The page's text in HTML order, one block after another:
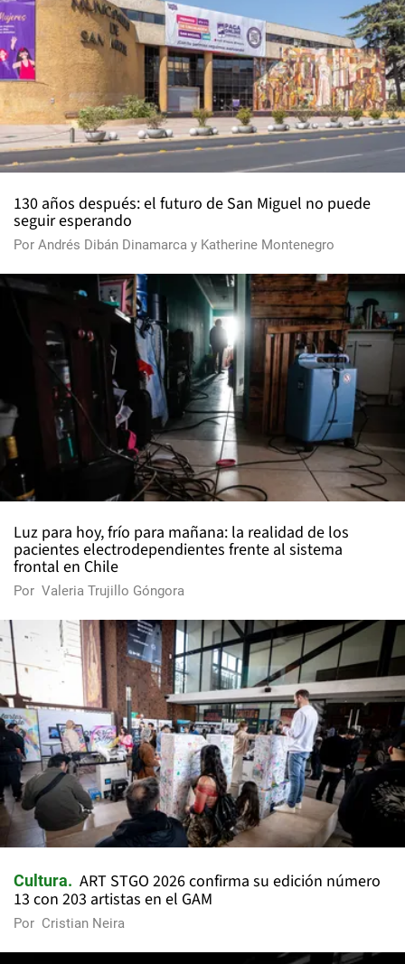
130 años después: el futuro de San Miguel no puede
seguir esperando
Por Andrés Dibán Dinamarca y Katherine Montenegro
Luz para hoy, frío para mañana: la realidad de los
pacientes electrodependientes frente al sistema
frontal en Chile
Por Valeria Trujillo Góngora
Cultura
ART STGO 2026 confirma su edición número
13 con 203 artistas en el GAM
Por Cristian Neira